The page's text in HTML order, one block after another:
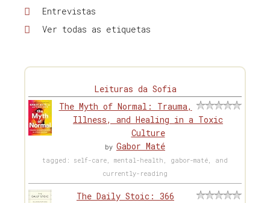
Entrevistas
Ver todas as etiquetas
Leituras da Sofia
The Myth of Normal: Trauma,
Illness, and Healing in a Toxic
Culture
by Gabor Maté
tagged: self-care, mental-health, gabor-maté, and
currently-reading
The Daily Stoic: 366